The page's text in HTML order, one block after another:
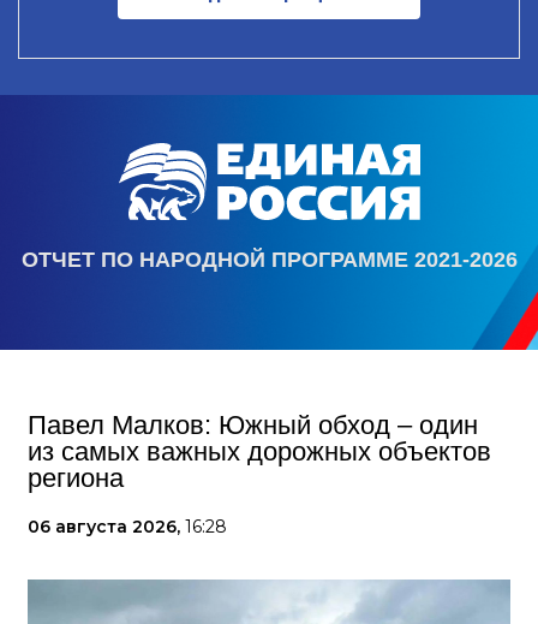
ОТЧЕТ ПО НАРОДНОЙ ПРОГРАММЕ 2021-2026
Павел Малков: Южный обход – один
из самых важных дорожных объектов
региона
06 августа 2026, 16:28